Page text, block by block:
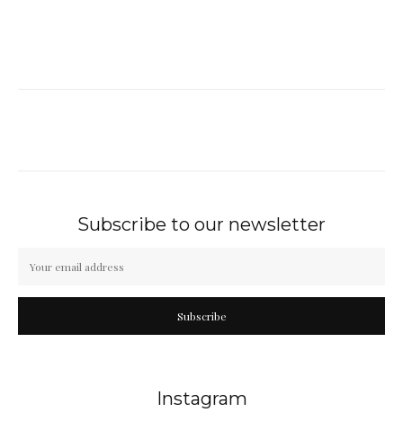
Subscribe to our newsletter
Subscribe
Instagram